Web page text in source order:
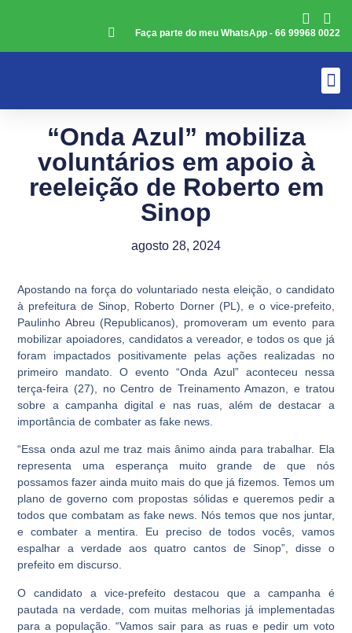
Faça parte do meu WhatsApp - 66 99968 0022
“Onda Azul” mobiliza
voluntários em apoio à
reeleição de Roberto em
Sinop
agosto 28, 2024
Apostando na força do voluntariado nesta eleição, o candidato
à prefeitura de Sinop, Roberto Dorner (PL), e o vice-prefeito,
Paulinho Abreu (Republicanos), promoveram um evento para
mobilizar apoiadores, candidatos a vereador, e todos os que já
foram impactados positivamente pelas ações realizadas no
primeiro mandato. O evento “Onda Azul” aconteceu nessa
terça-feira (27), no Centro de Treinamento Amazon, e tratou
sobre a campanha digital e nas ruas, além de destacar a
importância de combater as fake news.
“Essa onda azul me traz mais ânimo ainda para trabalhar. Ela
representa uma esperança muito grande de que nós
possamos fazer ainda muito mais do que já fizemos. Temos um
plano de governo com propostas sólidas e queremos pedir a
todos que combatam as fake news. Nós temos que nos juntar,
e combater a mentira. Eu preciso de todos vocês, vamos
espalhar a verdade aos quatro cantos de Sinop”, disse o
prefeito em discurso.
O candidato a vice-prefeito destacou que a campanha é
pautada na verdade, com muitas melhorias já implementadas
para a população. “Vamos sair para as ruas e pedir um voto